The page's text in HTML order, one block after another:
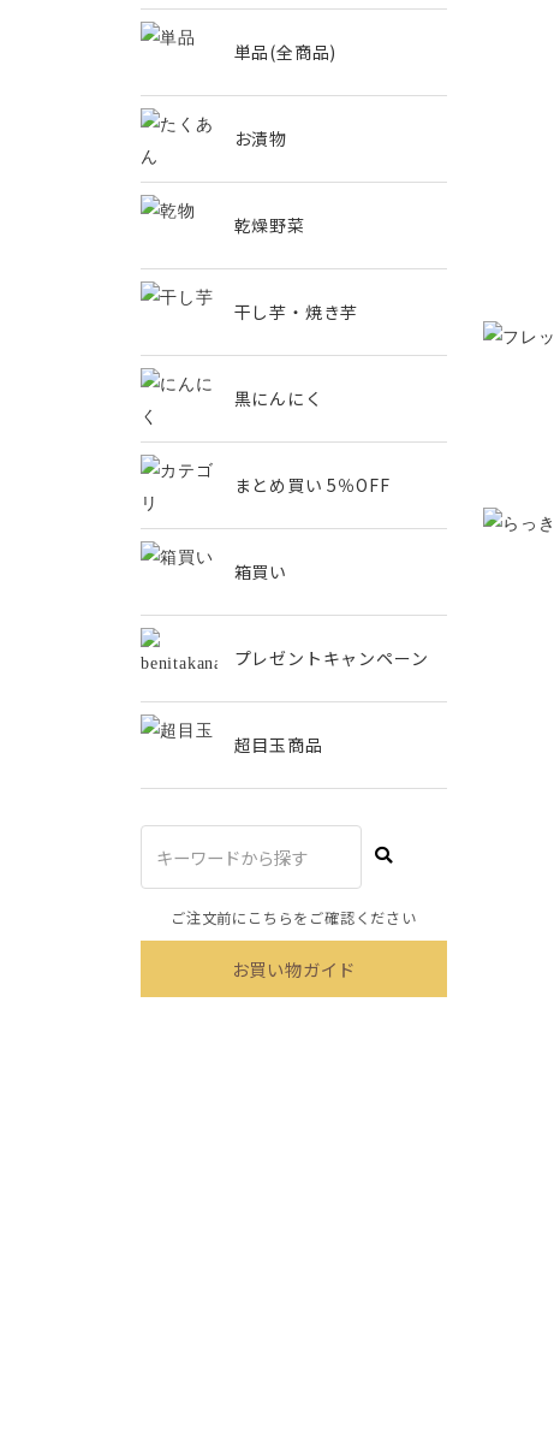
単品(全商品)
お漬物
乾燥野菜
干し芋・焼き芋
黒にんにく
まとめ買い 5％OFF
箱買い
プレゼントキャンペーン
超目玉商品
ご注文前にこちらをご確認ください
お買い物ガイド